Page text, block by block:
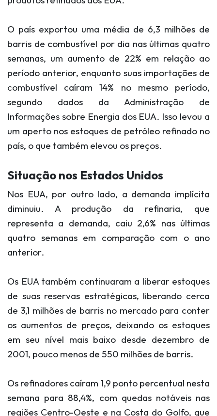
O país exportou uma média de 6,3 milhões de
barris de combustível por dia nas últimas quatro
semanas, um aumento de 22% em relação ao
período anterior, enquanto suas importações de
combustível caíram 14% no mesmo período,
segundo dados daAdministração de
Informações sobre Energia dos EUA. Isso levou a
um aperto nos estoques de petróleo refinado no
país, o que também elevou os preços.
Situação nos Estados Unidos
Nos EUA, por outro lado, a demanda implícita
diminuiu. A produção da refinaria, que
representa a demanda, caiu 2,6% nas últimas
quatro semanas em comparação com o ano
anterior.
Os EUA também continuaram a liberar estoques
de suas reservas estratégicas, liberando cerca
de 3,1 milhões de barris no mercado para conter
os aumentos de preços, deixando os estoques
em seu nível mais baixo desde dezembro de
2001, pouco menos de 550 milhões de barris.
Os refinadores caíram 1,9 ponto percentual nesta
semana para 88,4%, com quedas notáveis ​​nas
regiões Centro-Oeste e na Costa do Golfo, que